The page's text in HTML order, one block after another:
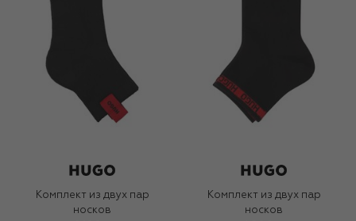
Комплект из двух пар
носков
Комплект из двух пар
носков